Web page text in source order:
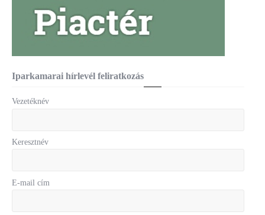
Iparkamarai hírlevél feliratkozás
Vezetéknév
Keresztnév
E-mail cím